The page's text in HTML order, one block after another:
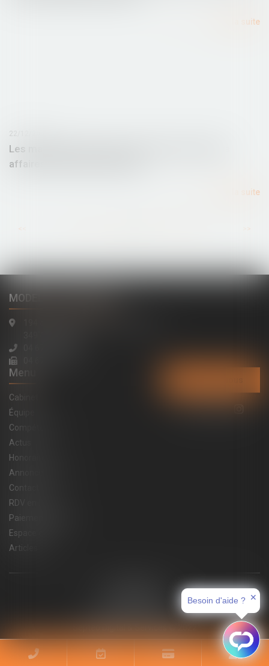
Lire la suite
Les magistrats de plus en plus sévères dans les
affaires de violences #Pénal
22/12/2015
Lire la suite
<< >>
MODELE ALTERNATIVE
Menu
Cabinet
Équipe
Compétences
Actus
Honoraires
Annonces immo
Contact
RDV en ligne
Paiement en ligne
Espace client
Articles
Septeo Digital & Services © 2022
Besoin d'aide ? ✕